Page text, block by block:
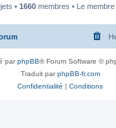
• 1660 membres • Le
parphpBB® Forum Software ©
Traduit parphpBB-fr.com
Confidentialité | Conditions